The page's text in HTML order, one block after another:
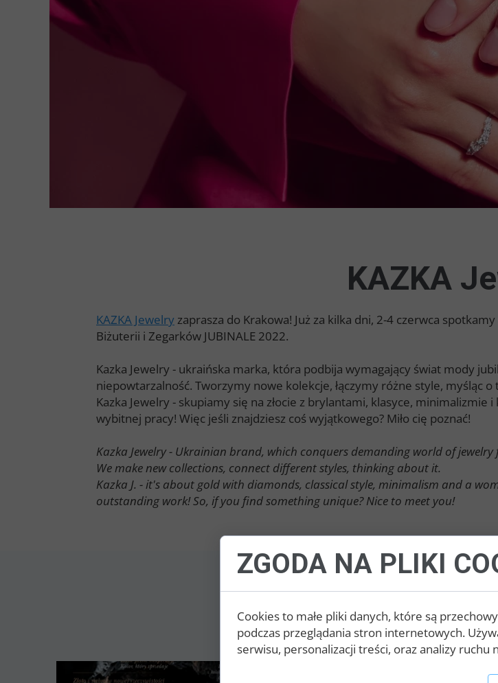
KAZKA
KAZKA Jewelryzaprasza do Krakowa! Już za kilka dni, 2-4 czerwca
Biżuterii i Zegarków JUBINALE 2022.
Kazka Jewelry - ukraińska marka, która podbija wymagający świat mody
niepowtarzalność. Tworzymy nowe kolekcje, łączymy różne style, myśląc o
Kazka Jewelry - skupiamy się na złocie z brylantami, klasyce,
wybitnej pracy! Więc jeśli znajdziesz coś wyjątkowego? Miło cię poznać!
Kazka Jewelry - Ukrainian brand, which conquers demanding world of
We make new collections, connect different styles, thinking about it.
Kazka J. - it's about gold with diamonds, classical style, minimalism and a
outstanding work! So, if you find something unique? Nice to meet you!
INNE NEWSY
ZGODA NA PLIKI
Cookies to małe pliki danych, które są
podczas przeglądania stron internetowych.
serwisu, personalizacji treści, oraz analizy ruchu